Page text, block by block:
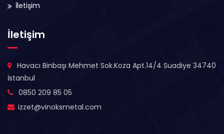
İletişim
İletişim
Havacı Binbaşı Mehmet Sok.Koza Apt.14/4 Suadiye 34740
İstanbul
0850 209 85 05
izzet@vinoksmetal.com